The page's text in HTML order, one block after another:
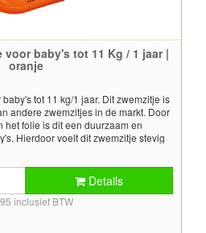
voor baby's tot 11 Kg / 1 jaar |
oranje
tot 11 kg/1 jaar. Dit zwemzitje is
andere zwemzitjes in de markt. Door
het folie is dit een duurzaam en
Hierdoor voelt dit zwemzitje stevig
kwaliteit. Baby zwemzitje voorzien
Stabiel baby zwemzitje van
78x78 cm Phthalates vrij Dit is geen
Details
inclusief BTW